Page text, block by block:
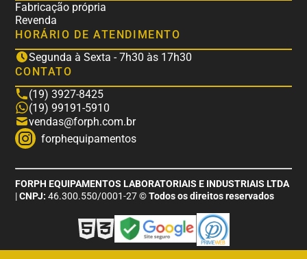
Fabricação própria
Revenda
HORÁRIO DE ATENDIMENTO
Segunda à Sexta - 7h30 às 17h30
CONTATO
(19) 3927-8425
(19) 99191-5910
vendas@forph.com.br
forphequipamentos
FORPH EQUIPAMENTOS LABORATORIAIS E INDUSTRIAIS LTDA
|CNPJ: 46.300.550/0001-27© Todos os direitos reservados